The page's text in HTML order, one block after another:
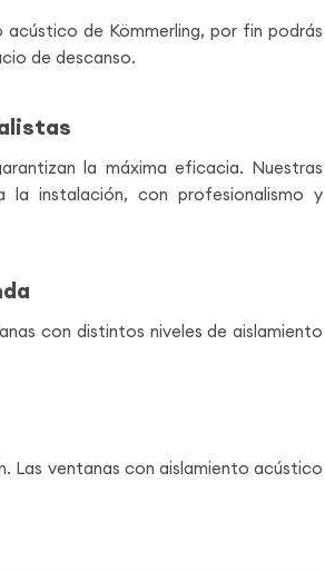
de Kömmerling, por fin podrás
de descanso.
la máxima eficacia. Nuestras
la instalación, con profesionalismo y
con distintos niveles de aislamiento
Las ventanas con aislamiento acústico